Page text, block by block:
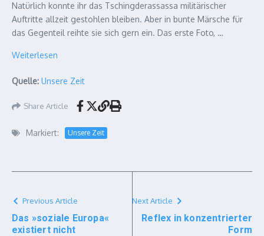
Natürlich konnte ihr das Tschingderassassa militärischer
Auftritte allzeit gestohlen bleiben. Aber in bunte Märsche für
das Gegenteil reihte sie sich gern ein. Das erste Foto, …
Weiterlesen
Quelle: Unsere Zeit
Share Article
Markiert: Unsere Zeit
Previous Article
Das »soziale Europa«
existiert nicht
Next Article
Reflex in konzentrierter
Form